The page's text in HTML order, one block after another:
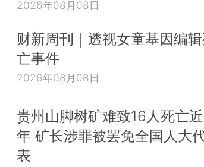
2026年08月08日
财新周刊｜透视女童基因编
亡事件
2026年08月08日
贵州山脚树矿难致16人死亡
年 矿长涉罪被罢免全国人大
表